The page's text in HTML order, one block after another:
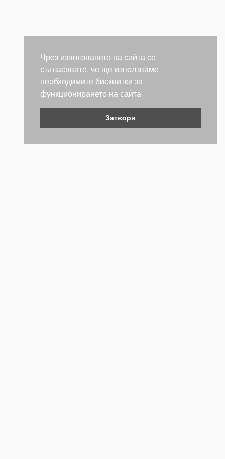
Чрез използването на сайта се
съгласявате, че ще използваме
необходимите бисквитки за
функционирането на сайта
Затвори